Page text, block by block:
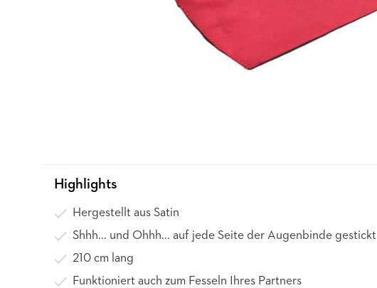
Highlights
Hergestellt aus Satin
Shhh... und Ohhh... auf jede Seite der Augenbinde gestickt
210 cm lang
Funktioniert auch zum Fesseln Ihres Partners